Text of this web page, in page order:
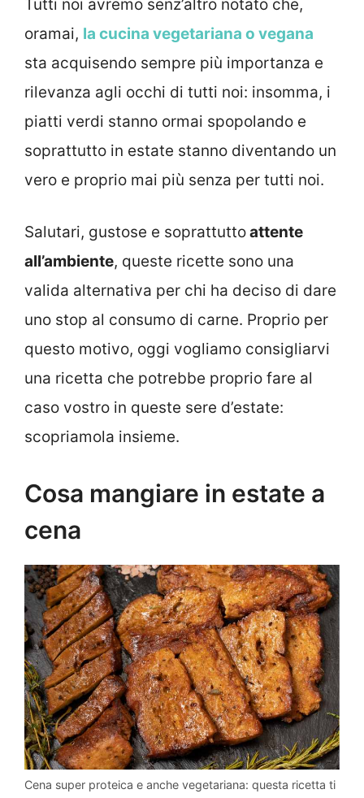
Tutti noi avremo senz’altro notato che,
oramai, la cucina vegetariana o vegana
sta acquisendo sempre più importanza e
rilevanza agli occhi di tutti noi: insomma, i
piatti verdi stanno ormai spopolando e
soprattutto in estate stanno diventando un
vero e proprio mai più senza per tutti noi.
Salutari, gustose e soprattuttoattente
all’ambiente, queste ricette sono una
valida alternativa per chi ha deciso di dare
uno stop al consumo di carne. Proprio per
questo motivo, oggi vogliamo consigliarvi
una ricetta che potrebbe proprio fare al
caso vostro in queste sere d’estate:
scopriamola insieme.
Cosa mangiare in estate a
cena
Cena super proteica e anche vegetariana: questa ricetta ti